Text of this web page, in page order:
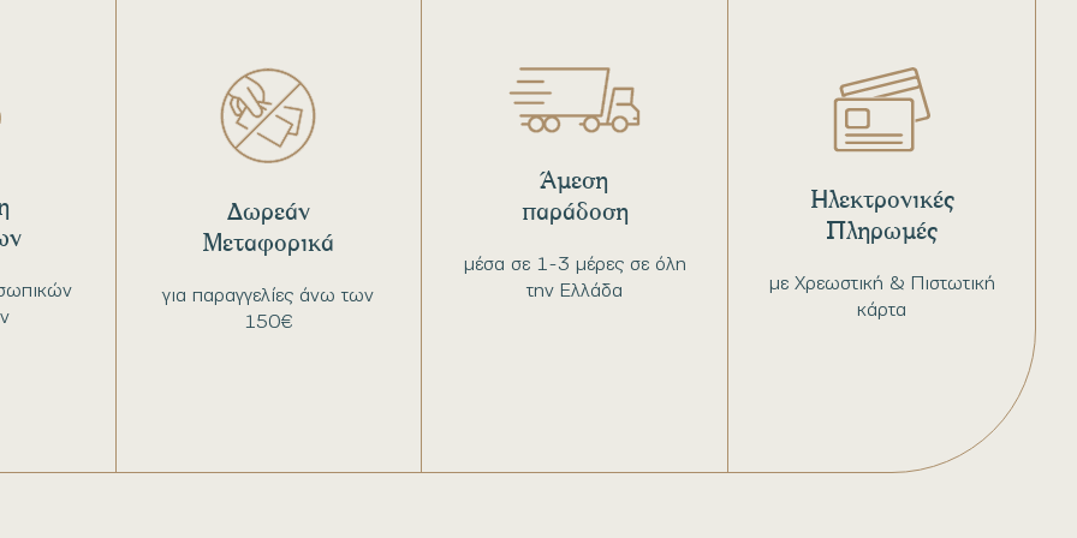
για παραγγελίες άνω των
150€
Δωρεάν
Μεταφορικά
μέσα σε 1-3 μέρες σε όλη
την Ελλάδα
Άμεση
παράδοση
με Χρεωστική & Πιστωτική
κάρτα
Ηλεκτρονικές
Πληρωμές